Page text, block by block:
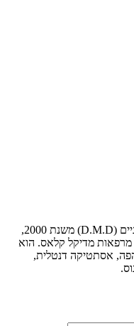
ד"ר סאמר חאטר הוא דוקטור לרפואת שיניים (D.M.D) משנת 2000,
את צוות מרפאות מדיקל קלאס. הוא
אסתטיקה דנטלית,